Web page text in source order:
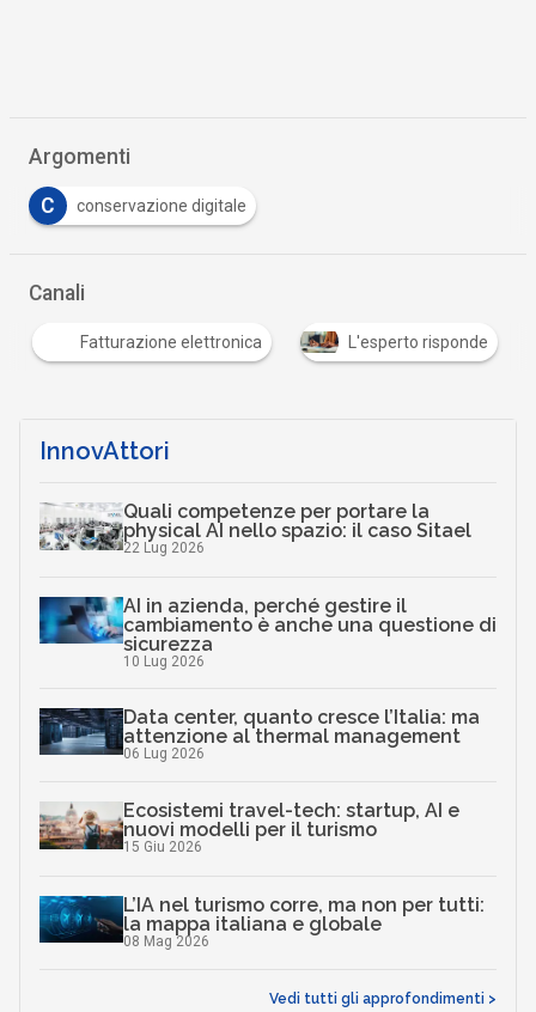
Argomenti
C conservazione digitale
Canali
Fatturazione elettronica L'esperto risponde
InnovAttori
Quali competenze per portare la
physical AI nello spazio: il caso Sitael
22 Lug 2026
AI in azienda, perché gestire il
cambiamento è anche una questione di
sicurezza
10 Lug 2026
Data center, quanto cresce l’Italia: ma
attenzione al thermal management
06 Lug 2026
Ecosistemi travel-tech: startup, AI e
nuovi modelli per il turismo
15 Giu 2026
L’IA nel turismo corre, ma non per tutti:
la mappa italiana e globale
08 Mag 2026
Vedi tutti gli approfondimenti >